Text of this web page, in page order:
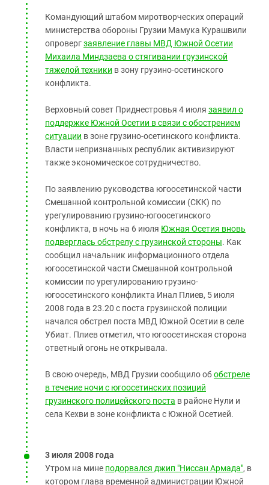
Командующий штабом миротворческих операций
министерства обороны Грузии Мамука Курашвили
опровергзаявление главы МВД Южной Осетии
Михаила Миндзаева о стягивании грузинской
тяжелой техники в зону грузино-осетинского
конфликта.
Верховный совет Приднестровья 4 июля заявил о
поддержке Южной Осетии в связи с обострением
ситуации в зоне грузино-осетинского конфликта.
Власти непризнанных республик активизируют
также экономическое сотрудничество.
По заявлению руководства югоосетинской части
Смешанной контрольной комиссии (СКК) по
урегулированию грузино-югоосетинского
конфликта, в ночь на 6 июля Южная Осетия вновь
подверглась обстрелу с грузинской стороны. Как
сообщил начальник информационного отдела
югоосетинской части Смешанной контрольной
комиссии по урегулированию грузино-
югоосетинского конфликта Инал Плиев, 5 июля
2008 года в 23.20 с поста грузинской полиции
начался обстрел поста МВД Южной Осетии в селе
Убиат. Плиев отметил, что югоосетинская сторона
ответный огонь не открывала.
В свою очередь, МВД Грузии сообщило обобстреле
в течение ночи с югоосетинских позиций
грузинского полицейского поста в районе Нули и
села Кехви в зоне конфликта с Южной Осетией.
3 июля 2008 года
Утром на мине подорвался джип "Ниссан Армада", в
котором глава временной администрации Южной